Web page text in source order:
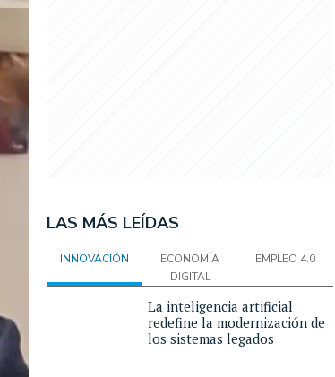
LAS MÁS LEÍDAS
INNOVACIÓN
ECONOMÍA
DIGITAL
EMPLEO 4.0
La inteligencia artificial
redefine la modernización de
los sistemas legados